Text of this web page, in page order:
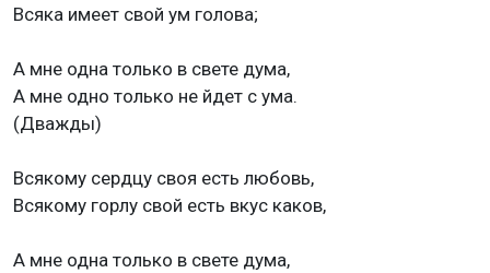
Всяка имеет свой ум голова;
А мне одна только в свете дума,
А мне одно только не йдет с ума.
(Дважды)
Всякому сердцу своя есть любовь,
Всякому горлу свой есть вкус каков,
А мне одна только в свете дума,